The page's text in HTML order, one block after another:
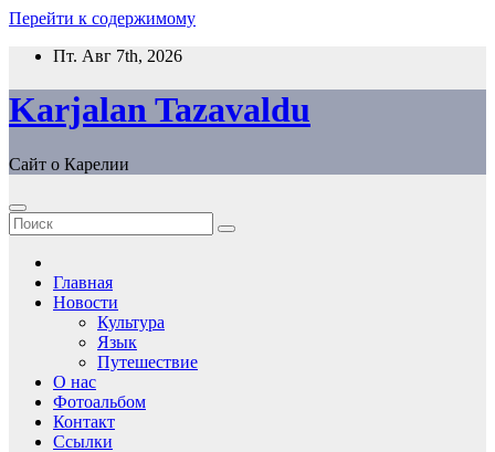
Перейти к содержимому
Пт. Авг 7th, 2026
Karjalan Tazavaldu
Сайт о Карелии
Главная
Новости
Культура
Язык
Путешествие
О нас
Фотоальбом
Контакт
Ссылки